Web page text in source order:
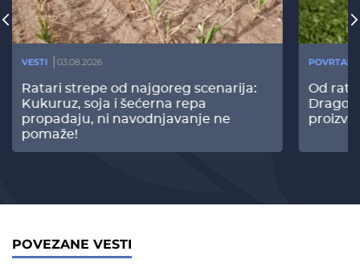
VESTI 03.08.2026
Ratari strepe od najgoreg scenarija:
Kukuruz, soja i šećerna repa
propadaju, ni navodnjavanje ne
pomaže!
Od
POVEZANE VESTI